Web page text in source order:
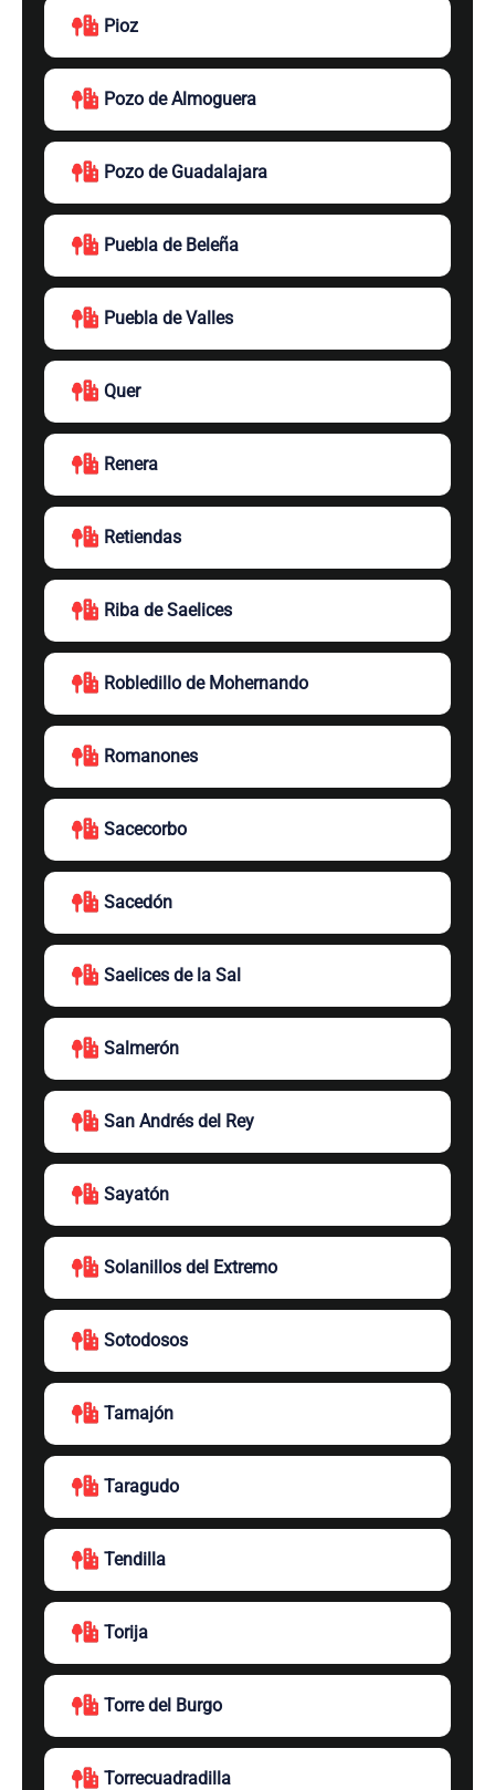
Pioz
Pozo de Almoguera
Pozo de Guadalajara
Puebla de Beleña
Puebla de Valles
Quer
Renera
Retiendas
Riba de Saelices
Robledillo de Mohernando
Romanones
Sacecorbo
Sacedón
Saelices de la Sal
Salmerón
San Andrés del Rey
Sayatón
Solanillos del Extremo
Sotodosos
Tamajón
Taragudo
Tendilla
Torija
Torre del Burgo
Torrecuadradilla